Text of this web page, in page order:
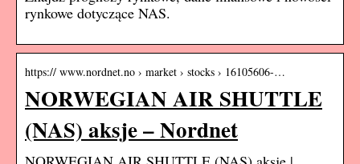
rynkowe dotyczące NAS.
https:// www.nordnet.no › market › stocks › 16105606-…
NORWEGIAN AIR SHUTTLE
(NAS) aksje – Nordnet